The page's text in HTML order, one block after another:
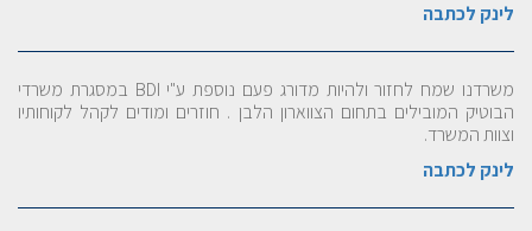
לינק לכתבה
משרדנו שמח לחזור ולהיות מדורג פעם נוספת ע"י BDI במסגרת משרדי
הבוטיק המובילים בתחום הצווארון הלבן . חוזרים ומודים לקהל לקוחותיו
וצוות המשרד.
לינק לכתבה